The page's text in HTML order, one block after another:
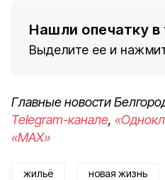
Нашли опечатку в
Выделите ее и
Главные новости
Telegram-канале,
«MAX»
жильё новая жизнь